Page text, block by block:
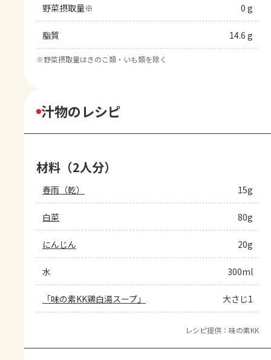
野菜摂取量※ 0 g
脂質 14.6 g
※野菜摂取量はきのこ類・いも類を除く
汁物のレシピ
材料（2人分）
春雨（乾） 15g
白菜 80g
にんじん 20g
水 300ml
「味の素KK鶏白湯スープ」 大さじ1
レシピ提供：味の素KK